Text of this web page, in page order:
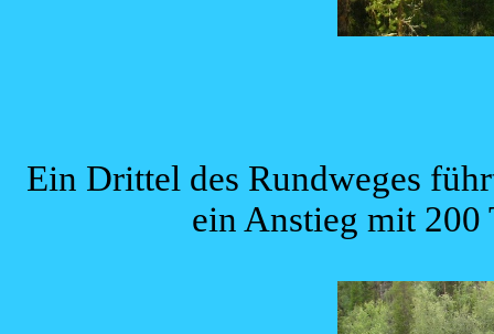
Ein Drittel des Rundweges
ein Anstieg mit 200